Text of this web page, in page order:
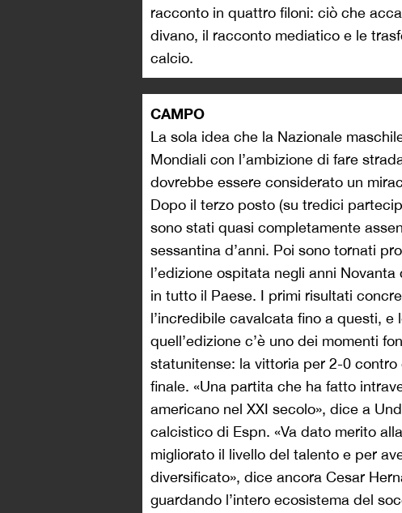
racconto in quattro filoni: ciò che
divano, il racconto mediatico e le
calcio.
CAMPO
La sola idea che la Nazionale
Mondiali con l’ambizione di fare
dovrebbe essere considerato un
Dopo il terzo posto (su tredici
sono stati quasi completamente
sessantina d’anni. Poi sono tornati
l’edizione ospitata negli anni
in tutto il Paese. I primi risultati
l’incredibile cavalcata fino a questi, e
quell’edizione c’è uno dei momenti
statunitense: la vittoria per 2-0
finale. «Una partita che ha fatto
americano nel XXI secolo», dice a
calcistico di Espn. «Va dato merito
migliorato il livello del talento e per
diversificato», dice ancora Cesar
guardando l’intero ecosistema del